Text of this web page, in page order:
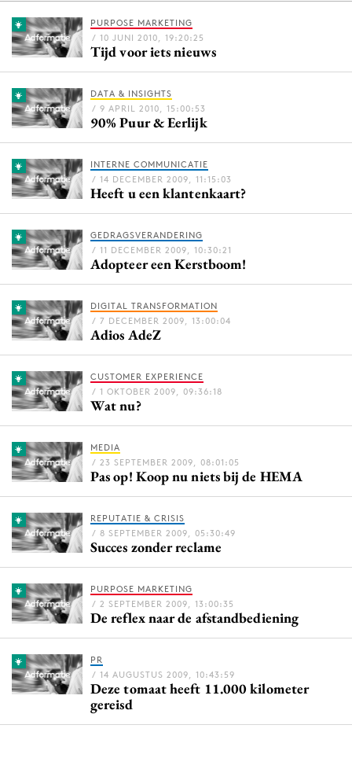
Menu
Home
9 sept: GenAI-training
12 nov: MarketingLive!
Adverteren
Events
Opleidingen
Vacatures
Academy
Partners
Topics
Artificial Intelligence
Bureaus
Campagnes
Carriere
Contentmarketing
Craft
Customer Experience
Data & Insights
Design
Digital transformation
Diversiteit
Effectiviteit
Gedragsverandering
Influencer marketing
Interne communicatie
Martech
Media
PURPOSE MARKETING
/ 10 JUNI 2010, 19:20:25
Tijd voor iets nieuws
DATA & INSIGHTS
/ 9 APRIL 2010, 15:00:53
90% Puur & Eerlijk
INTERNE COMMUNICATIE
/ 14 DECEMBER 2009, 11:15:03
Heeft u een klantenkaart?
GEDRAGSVERANDERING
/ 11 DECEMBER 2009, 10:30:21
Adopteer een Kerstboom!
DIGITAL TRANSFORMATION
/ 7 DECEMBER 2009, 13:00:04
Adios AdeZ
CUSTOMER EXPERIENCE
/ 1 OKTOBER 2009, 09:36:18
Wat nu?
MEDIA
/ 23 SEPTEMBER 2009, 08:01:05
Pas op! Koop nu niets bij de HEMA
REPUTATIE & CRISIS
/ 8 SEPTEMBER 2009, 05:30:49
Succes zonder reclame
PURPOSE MARKETING
/ 2 SEPTEMBER 2009, 13:00:35
De reflex naar de afstandbediening
PR
/ 14 AUGUSTUS 2009, 10:43:59
Deze tomaat heeft 11.000 kilometer
gereisd